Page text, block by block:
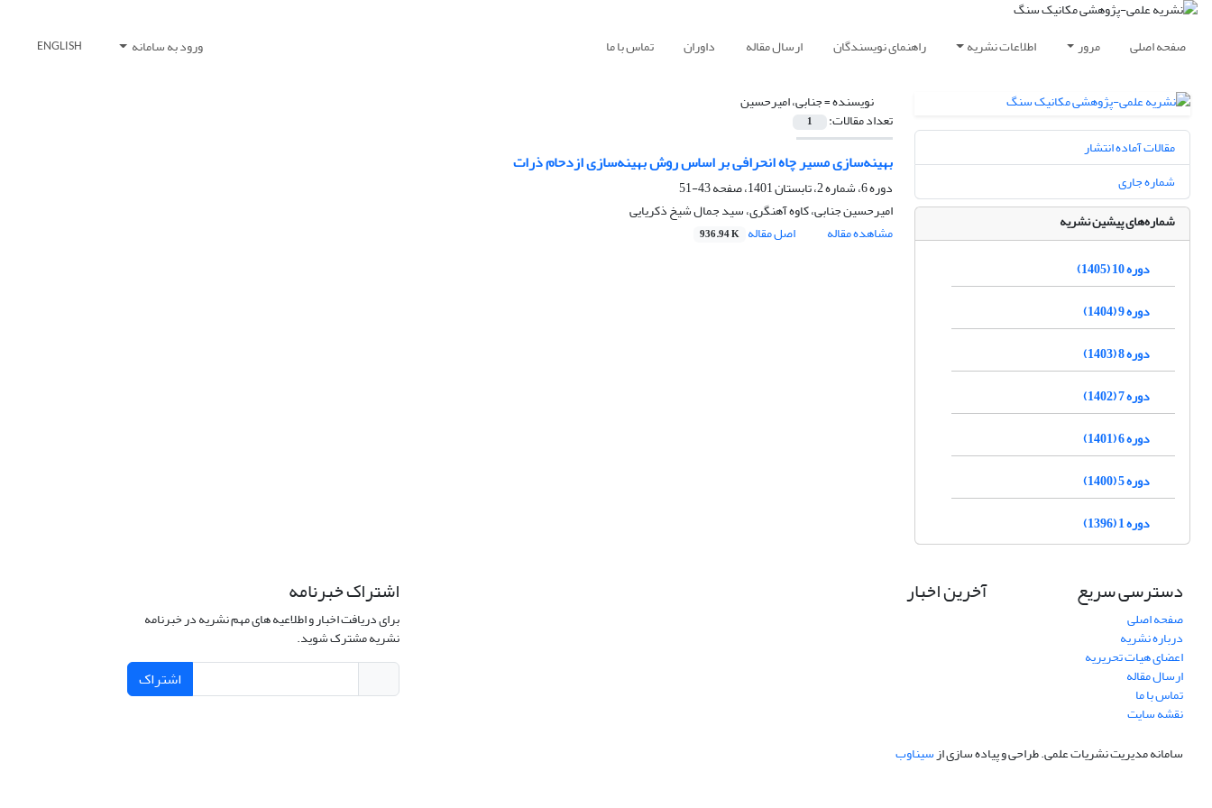
صفحه اصلی مرور اطلاعات نشریه راهنمای نویسندگان ارسال مقاله داوران تماس با ما ورود به سامانه ENGLISH
نویسنده =جنابی، امیرحسین
تعداد مقالات: 1
بهینه‌سازی مسیر چاه انحرافی بر اساس روش بهینه‌سازی ازدحام ذرات
دوره 6، شماره 2، تابستان 1401، صفحه
43-51
امیرحسین جنابی، کاوه آهنگری، سید جمال شیخ ذکریایی
مشاهده مقاله
اصل مقاله 936.94 K
مقالات آماده انتشار
شماره جاری
شماره‌های پیشین نشریه
دوره 10 (1405)
دوره 9 (1404)
دوره 8 (1403)
دوره 7 (1402)
دوره 6 (1401)
دوره 5 (1400)
دوره 1 (1396)
دسترسی سریع
صفحه اصلی
درباره نشریه
اعضای هیات تحریریه
ارسال مقاله
تماس با ما
نقشه سایت
آخرین اخبار اشتراک خبرنامه
برای دریافت اخبار و اطلاعیه های مهم نشریه در خبرنامه
نشریه مشترک شوید.
اشتراک
سامانه مدیریت نشریات علمی.طراحی و پیاده سازی ازسیناوب